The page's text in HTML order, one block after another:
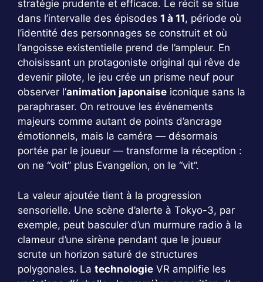
stratégie prudente et efficace. Le récit se situe
dans l’intervalle des épisodes 1 à 11, période où
l’identité des personnages se construit et où
l’angoisse existentielle prend de l’ampleur. En
choisissant un protagoniste original qui rêve de
devenir pilote, le jeu crée un prisme neuf pour
observer l’animation japonaise iconique sans la
paraphraser. On retrouve les événements
majeurs comme autant de points d’ancrage
émotionnels, mais la caméra — désormais
portée par le joueur — transforme la réception :
on ne “voit” plus Evangelion, on le “vit”.
La valeur ajoutée tient à la progression
sensorielle. Une scène d’alerte à Tokyo-3, par
exemple, peut basculer d’un murmure radio à la
clameur d’une sirène pendant que le joueur
scrute un horizon saturé de structures
polygonales. La technologie VR amplifie les